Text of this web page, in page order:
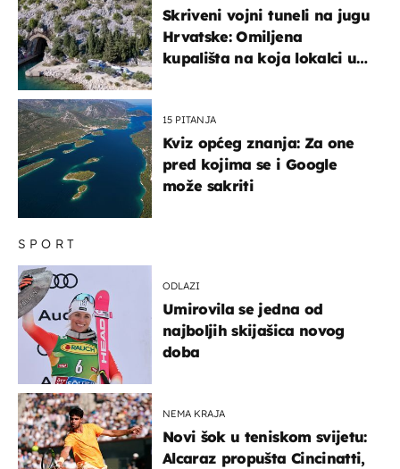
SPORT
ODLAZI
Umirovila se jedna od
najboljih skijašica novog
doba
NEMA KRAJA
Novi šok u teniskom svijetu:
Alcaraz propušta Cincinatti,
Skriveni vojni tuneli na jugu
Hrvatske: Omiljena
kupališta na koja lokalci u
15 PITANJA
Kviz općeg znanja: Za one
pred kojima se i Google
može sakriti